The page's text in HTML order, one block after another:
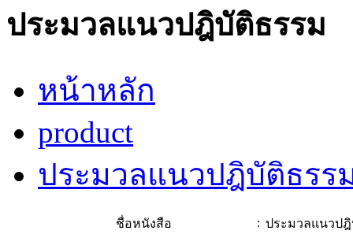
ประมวลแนวปฎิบัติธรรม
หน้าหลัก
product
ประมวลแนวปฎิบัติธรร
ชื่อหนังสือ : ประมวลแนวป